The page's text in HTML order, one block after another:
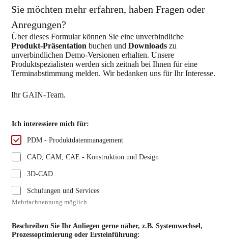
Sie möchten mehr erfahren, haben Fragen oder
Anregungen?
Über dieses Formular können Sie eine unverbindliche
Produkt-Präsentation buchen undDownloadszu
unverbindlichen Demo-Versionen erhalten. Unsere
Produktspezialisten werden sich zeitnah bei Ihnen für eine
Terminabstimmung melden. Wir bedanken uns für Ihr Interesse.
Ihr GAIN-Team.
Ich interessiere mich für:
PDM - Produktdatenmanagement
CAD, CAM, CAE - Konstruktion und Design
3D-CAD
Schulungen und Services
Mehrfachnennung möglich
e
r
Beschreiben Sie Ihr Anliegen gerne näher, z.B. Systemwechsel,
Prozessoptimierung oder Ersteinführung: